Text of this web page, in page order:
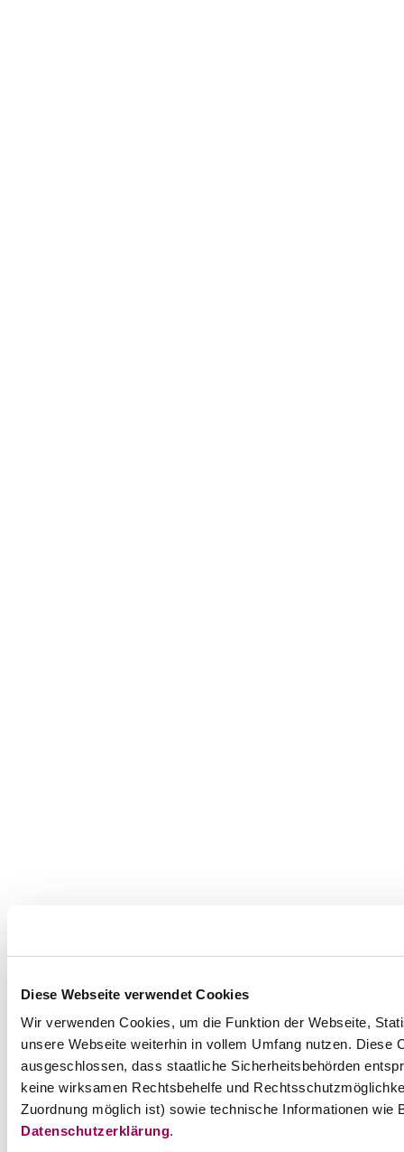
Diese Webseite verwendet Cookies
Wir verwenden Cookies, um die Funktion der Webseite,
unsere Webseite weiterhin in vollem Umfang nutzen.
ausgeschlossen, dass staatliche Sicherheitsbehörden
keine wirksamen Rechtsbehelfe und
Zuordnung möglich ist) sowie technische Informationen
Datenschutzerklärung.